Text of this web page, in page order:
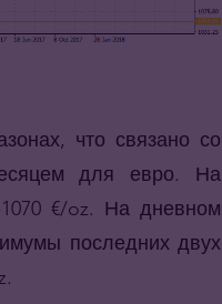
что связано со
для евро. На
€/oz. На дневном
последних двух